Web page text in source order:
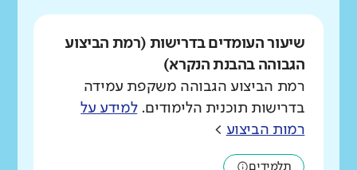
שיעור העומדים בדרישות (רמת הביצוע
הגבוהה בהבנת הנקרא)
רמת הביצוע הגבוהה משקפת עמידה
בדרישות תוכנית הלימודים.למידע על
רמות הביצוע >
תלמידים